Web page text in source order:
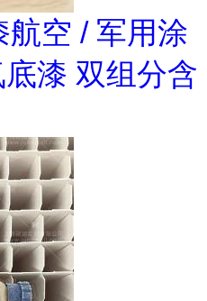
航空 / 军用涂
漆 双组分含